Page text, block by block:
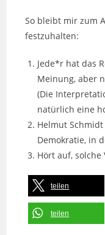
So bleibt mir zum
festzuhalten:
Jede*r hat das
Meinung, aber
(Die
natürlich eine
Helmut
Demokratie, in
Hört auf,
teilen
teilen